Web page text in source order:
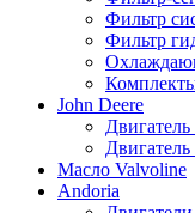
Фильтр
Фильтр
John Deere
Двигатель
Масло Valvoline
Andoria